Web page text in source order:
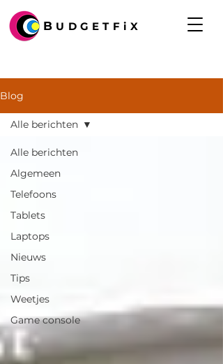
B UDGETFiX
Blog
Alle berichten
Algemeen
Telefoons
Tablets
Laptops
Nieuws
Tips
Weetjes
Game console
Alle berichten